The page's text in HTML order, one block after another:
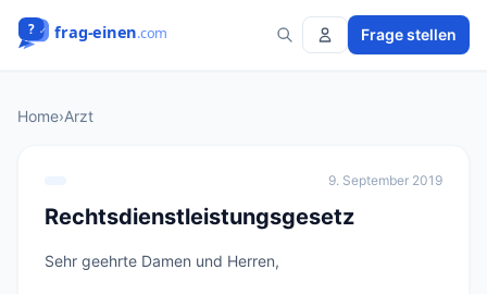
Frage stellen
Home›Arzt
9. September 2019
Rechtsdienstleistungsgesetz
Sehr geehrte Damen und Herren,